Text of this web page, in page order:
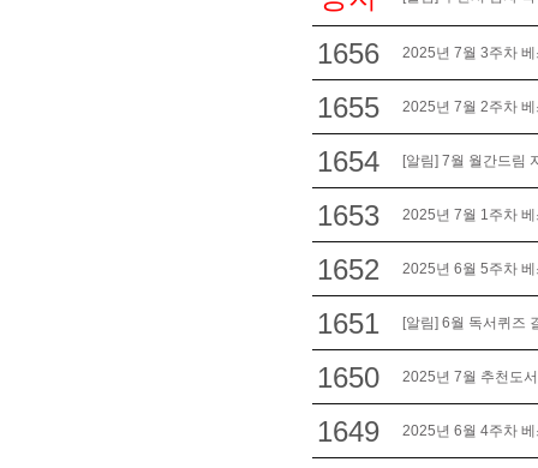
1656 2025년 7월 3주차
1655 2025년 7월 2주차
1654 [알림] 7월 월간드림
1653 2025년 7월 1주차
1652 2025년 6월 5주차
1651 [알림] 6월 독서퀴즈
1650 2025년 7월 추천도서
1649 2025년 6월 4주차